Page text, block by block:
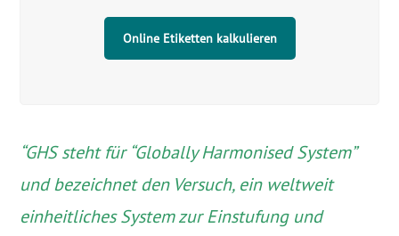
Online Etiketten kalkulieren
“GHS steht für “Globally Harmonised System”
und bezeichnet den Versuch, ein weltweit
einheitliches System zur Einstufung und